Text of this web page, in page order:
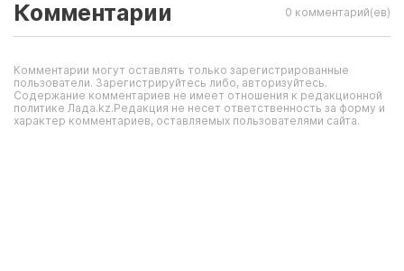
Комментарии 0 комментарий(ев)
Комментарии могут оставлять только зарегистрированные
пользователи. Зарегистрируйтесь либо, авторизуйтесь.
Содержание комментариев не имеет отношения к редакционной
политике Лада.kz.Редакция не несет ответственность за форму и
характер комментариев, оставляемых пользователями сайта.